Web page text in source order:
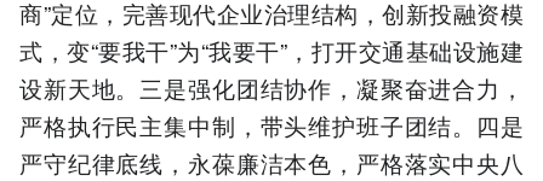
商”定位，完善现代企业治理结构，创新投融资模
式，变“要我干”为“我要干”，打开交通基础设施建
设新天地。三是强化团结协作，凝聚奋进合力，
严格执行民主集中制，带头维护班子团结。四是
严守纪律底线，永葆廉洁本色，严格落实中央八